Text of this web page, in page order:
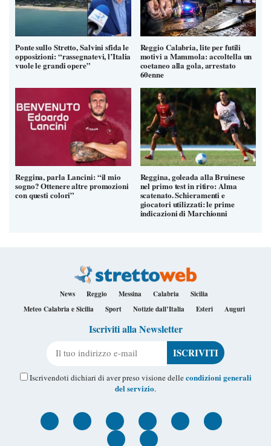
Ponte sullo Stretto, Salvini sfida le
opposizioni: “rassegnatevi, l’Italia
vuole le grandi opere”
Reggio Calabria, lite per futili
motivi a Mammola: accoltella un
coetaneo alla gola, arrestato
60enne
Reggina, parla Lancini: “il mio
sogno? Ottenere altre promozioni
con questi colori”
Reggina, goleada alla Bruinese
nel primo test in ritiro: Alma
scatenato. Schieramenti e
giocatori utilizzati: le prime
indicazioni di Marchionni
News Reggio Messina Calabria
Sicilia
Meteo Calabria e Sicilia
Sport Notizie dall’Italia Esteri Auguri
Iscriviti alla Newsletter
Iscrivendoti dichiari di aver preso visione dellecondizioni generali
del servizio.